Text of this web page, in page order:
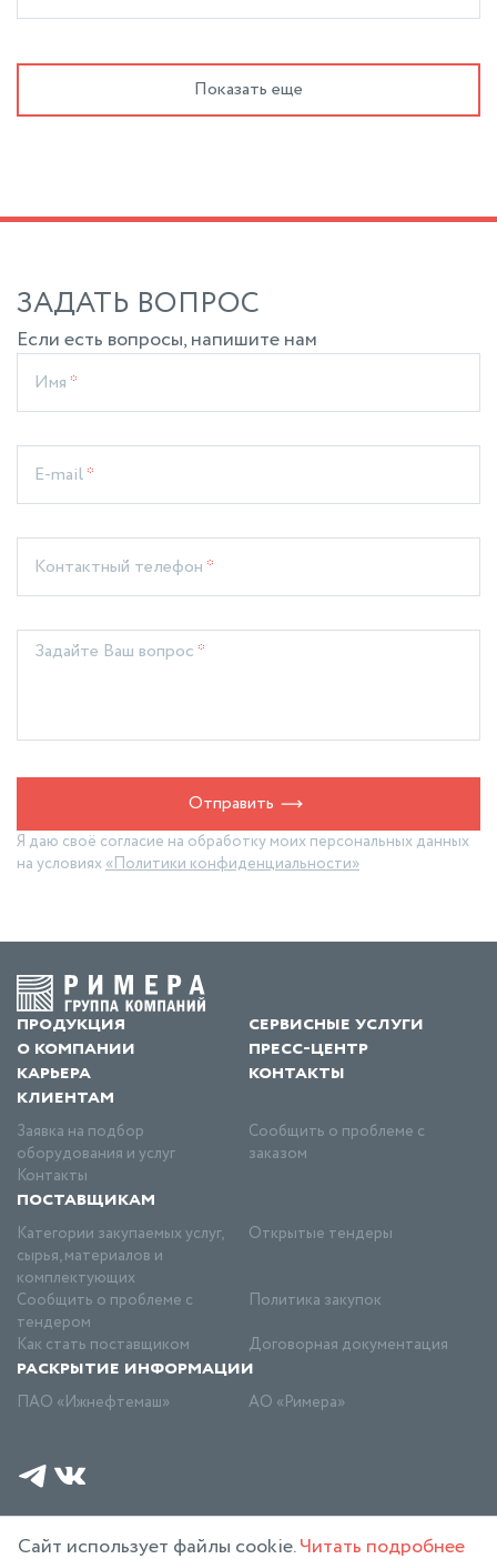
Диаметр шкивов двигателя, мм
200; 250; 280
Показать еще
ЗАДАТЬ ВОПРОС
Если есть вопросы, напишите нам
Имя*
E-mail*
Контактный телефон*
Задайте Ваш вопрос*
Отправить
Я даю своё согласие на обработку моих персональных данных
на условиях«Политики конфиденциальности»
продукция
сервисные услуги
о компании
пресс-центр
карьера
контакты
клиентам
Заявка на подбор
оборудования и услуг
Сообщить о проблеме с
заказом
Контакты
поставщикам
Категории закупаемых услуг,
сырья, материалов и
комплектующих
Открытые тендеры
Сообщить о проблеме с
тендером
Политика закупок
Как стать поставщиком
Договорная документация
раскрытие информации
ПАО «Ижнефтемаш» АО «Римера»
Сайт использует файлы cookie.Читать подробнее